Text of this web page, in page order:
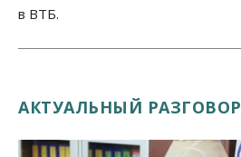
в ВТБ.
АКТУАЛЬНЫЙ РАЗГОВОР